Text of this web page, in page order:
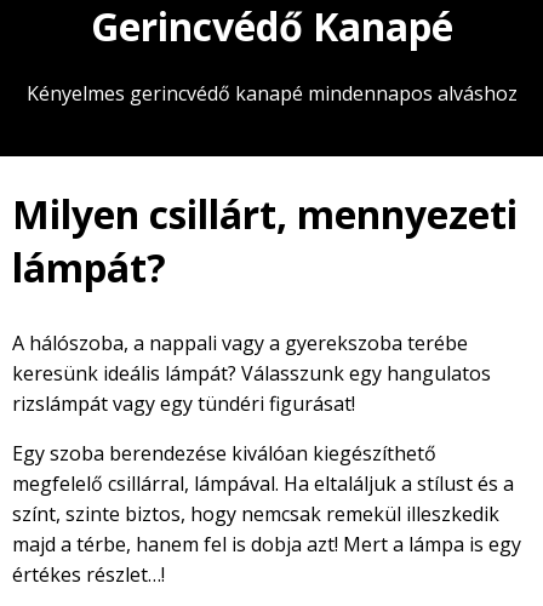
Gerincvédő Kanapé
Kényelmes gerincvédő kanapé mindennapos alváshoz
Milyen csillárt, mennyezeti
lámpát?
A hálószoba, a nappali vagy a gyerekszoba terébe
keresünk ideális lámpát? Válasszunk egy hangulatos
rizslámpát vagy egy tündéri figurásat!
Egy szoba berendezése kiválóan kiegészíthető
megfelelő csillárral, lámpával. Ha eltaláljuk a stílust és a
színt, szinte biztos, hogy nemcsak remekül illeszkedik
majd a térbe, hanem fel is dobja azt! Mert a lámpa is egy
értékes részlet…!